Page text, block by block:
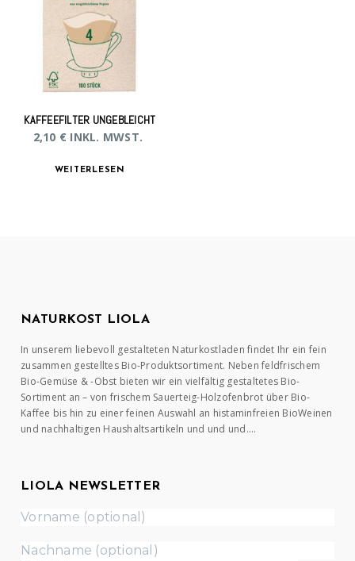
KAFFEEFILTER UNGEBLEICHT
2,10 € INKL. MWST.
WEITERLESEN
NATURKOST LIOLA
In unserem liebevoll gestalteten Naturkostladen findet Ihr ein fein
zusammen gestelltes Bio-Produktsortiment. Neben feldfrischem
Bio-Gemüse & -Obst bieten wir ein vielfältig gestaltetes Bio-
Sortiment an – von frischem Sauerteig-Holzofenbrot über Bio-
Kaffee bis hin zu einer feinen Auswahl an histaminfreien BioWeinen
und nachhaltigen Haushaltsartikeln und und und….
LIOLA NEWSLETTER